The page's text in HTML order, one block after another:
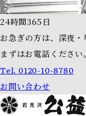
24時間365日
お急ぎの方は、深夜・
まずはお電話ください。
Tel. 0120-10-8780
お問い合わせ